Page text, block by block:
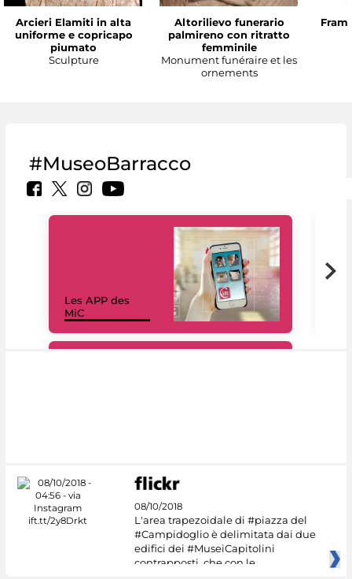
Arcieri Elamiti in alta
uniforme e copricapo
piumato
Sculpture
Altorilievo funerario
palmireno con ritratto
femminile
Monument funéraire et les
ornements
#MuseoBarracco
Les APP des
MiC
08/10/2018
L'area trapezoidale di #piazza del
#Campidoglio è delimitata dai due
edifici dei #MuseiCapitolini
contrapposti, che con le